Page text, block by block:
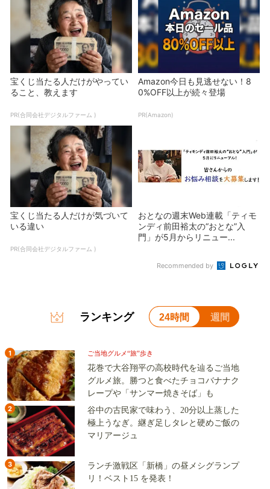
宝くじ当たる人だけがやってい
ること、教えます
PR(合同会社デジタルファーム )
Amazon今日も見逃せない！8
0%OFF以上が続々登場
PR(Amazon)
宝くじ当たる人だけが気づいて
いる違い
PR(合同会社デジタルファーム )
おとなの週末Web連載「ティモ
ンディ前田裕太の“おとな”入
門」が5月からリニュー...
Recommended by
ランキング 24時間 週間
1 ご当地グルメ“旅”歩き
花巻で大谷翔平の高校時代を辿るご当地
グルメ旅。勝つと食べたチョコバナナク
レープや「サンマー焼きそば」も
2
谷中の古民家で味わう、20分以上蒸した
極上うなぎ。継ぎ足しタレと硬めご飯の
マリアージュ
3
ランチ激戦区「新橋」の昼メシグランプ
リ！ベスト15 を発表！